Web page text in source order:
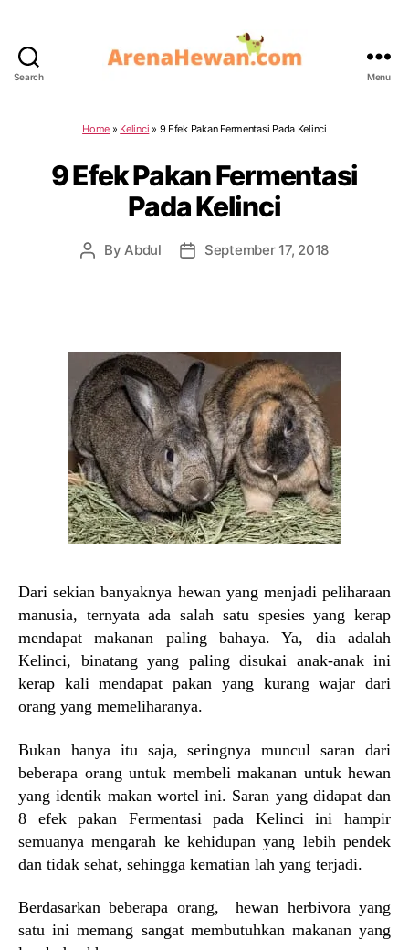
Search Menu
Home » Kelinci » 9 Efek Pakan Fermentasi Pada Kelinci
9 Efek Pakan Fermentasi
Pada Kelinci
PostByAbdul
PostSeptember 17, 2018
Dari sekian banyaknya hewan yang menjadi peliharaan
manusia, ternyata ada salah satu spesies yang kerap
mendapat makanan paling bahaya. Ya, dia adalah
Kelinci, binatang yang paling disukai anak-anak ini
kerap kali mendapat pakan yang kurang wajar dari
orang yang memeliharanya.
Bukan hanya itu saja, seringnya muncul saran dari
beberapa orang untuk membeli makanan untuk hewan
yang identik makan wortel ini. Saran yang didapat dan
8 efek pakan Fermentasi pada Kelinci ini hampir
semuanya mengarah ke kehidupan yang lebih pendek
dan tidak sehat, sehingga kematian lah yang terjadi.
Berdasarkan beberapa orang, hewan herbivora yang
satu ini memang sangat membutuhkan makanan yang